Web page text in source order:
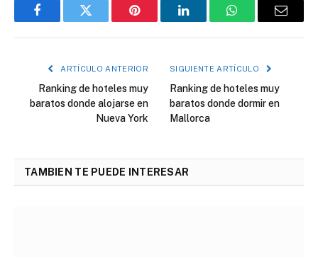
FacebookTwitter Pinterest LinkedInWhatsAppCorreo
ARTÍCULO ANTERIOR
Ranking de hoteles muy
baratos donde alojarse en
Nueva York
SIGUIENTE ARTÍCULO
Ranking de hoteles muy
baratos donde dormir en
Mallorca
TAMBIEN TE PUEDE INTERESAR